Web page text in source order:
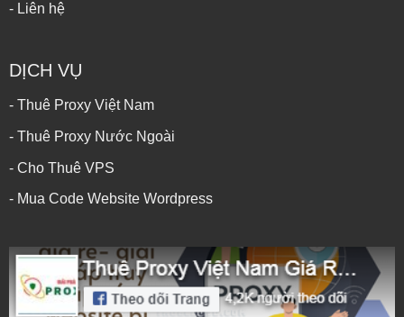
- Liên hệ
DỊCH VỤ
- Thuê Proxy Việt Nam
- Thuê Proxy Nước Ngoài
- Cho Thuê VPS
- Mua Code Website Wordpress